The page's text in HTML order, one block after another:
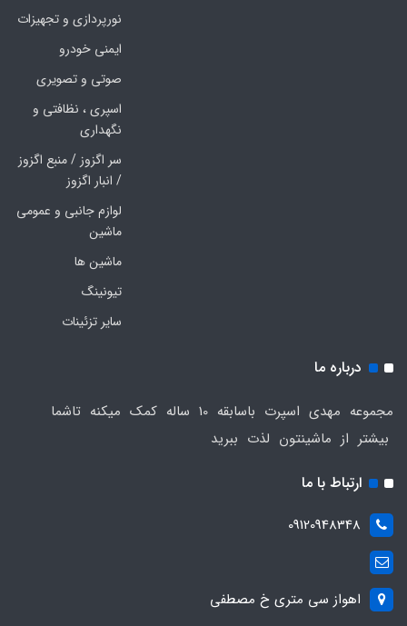
نورپردازی و تجهیزات
ایمنی خودرو
صوتی و تصویری
اسپری ، نظافتی و
نگهداری
سر اگزوز / منبع اگزوز
/ انبار اگزوز
لوازم جانبی و عمومی
ماشین
ماشین ها
تیونینگ
سایر تزئینات
درباره ما
مجموعه مهدی اسپرت باسابقه 10 ساله کمک میکنه تاشما
بیشتر از ماشینتون لذت ببرید
ارتباط با ما
09120948348
اهواز سی متری خ مصطفی